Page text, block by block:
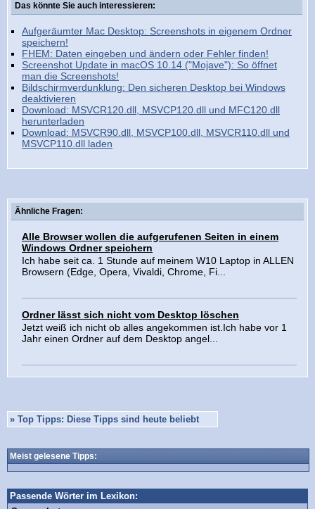
Das könnte Sie auch interessieren:
Aufgeräumter Mac Desktop: Screenshots in eigenem Ordner
speichern!
FHEM: Daten eingeben und ändern oder Fehler finden!
Screenshot Update in macOS 10.14 ("Mojave"): So öffnet
man die Screenshots!
Bildschirmverdunklung: Den sicheren Desktop bei Windows
deaktivieren
Download: MSVCR120.dll, MSVCP120.dll und MFC120.dll
herunterladen
Download: MSVCR90.dll, MSVCP100.dll, MSVCR110.dll und
MSVCP110.dll laden
Ähnliche Fragen:
Alle Browser wollen die aufgerufenen Seiten in einem
Windows Ordner speichern
Ich habe seit ca. 1 Stunde auf meinem W10 Laptop in ALLEN
Browsern (Edge, Opera, Vivaldi, Chrome, Fi...
Ordner lässt sich nicht vom Desktop löschen
Jetzt weiß ich nicht ob alles angekommen ist.Ich habe vor 1
Jahr einen Ordner auf dem Desktop angel...
» Top Tipps: Diese Tipps sind heute beliebt
Meist gelesene Tipps:
Passende Wörter im Lexikon: